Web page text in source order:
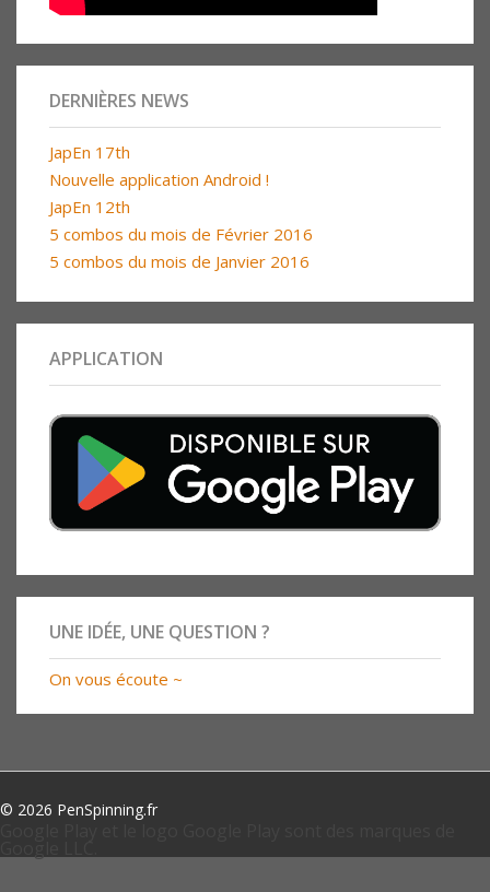
DERNIÈRES NEWS
JapEn 17th
Nouvelle application Android !
JapEn 12th
5 combos du mois de Février 2016
5 combos du mois de Janvier 2016
APPLICATION
UNE IDÉE, UNE QUESTION ?
On vous écoute ~
© 2026 PenSpinning.fr